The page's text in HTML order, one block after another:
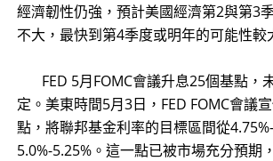
經濟韌性仍強，預計美國經濟第2與第3
不大，最快到第4季度或明年的可能性較
FED 5月FOMC會議升息25個基點，
定。美東時間5月3日，FED FOMC會議
點，將聯邦基金利率的目標區間從
5.0%-5.25%。這一點已被市場充分預期